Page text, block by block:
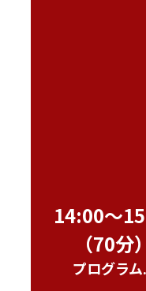
14:00～
（70分）
プログラム